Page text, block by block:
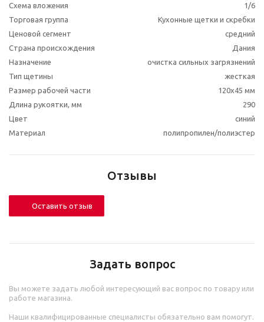
Схема вложения
1/6
Торговая группа
Кухонные щетки и скребки
Ценовой сегмент
средний
Страна происхождения
Дания
Назначение
очистка сильных загрязнений
Тип щетины
жесткая
Размер рабочей части
120x45 мм
Длина рукоятки, мм
290
Цвет
синий
Материал
полипропилен/полиэстер
Отзывы
Оставить отзыв
Задать вопрос
Вы можете задать любой интересующий вас вопрос по товару или
работе магазина.
Наши квалифицированные специалисты обязательно вам помогут.